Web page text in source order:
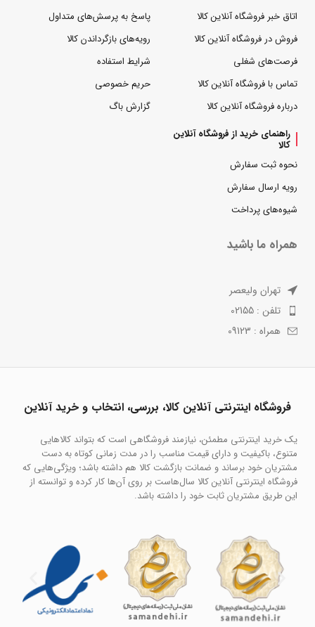
اتاق خبر فروشگاه آنلاین کالا
فروش در فروشگاه آنلاین کالا
فرصت‌های شغلی
تماس با فروشگاه آنلاین کالا
درباره فروشگاه آنلاین کالا
پاسخ به پرسش‌های متداول
رویه‌های بازگرداندن کالا
شرایط استفاده
حریم خصوصی
گزارش باگ
راهنمای خرید از فروشگاه آنلاین
کالا
نحوه ثبت سفارش
رویه ارسال سفارش
شیوه‌های پرداخت
همراه ما باشید
تهران ولیعصر
تلفن : 02155
همراه : 09123
فروشگاه اینترنتی آنلاین کالا، بررسی، انتخاب و خرید آنلاین
یک خرید اینترنتی مطمئن، نیازمند فروشگاهی است که بتواند کالاهایی
متنوع، باکیفیت و دارای قیمت مناسب را در مدت زمانی کوتاه به دست
مشتریان خود برساند و ضمانت بازگشت کالا هم داشته باشد؛ ویژگی‌هایی که
فروشگاه اینترنتی آنلاین کالا سال‌هاست بر روی آن‌ها کار کرده و توانسته از
این طریق مشتریان ثابت خود را داشته باشد.